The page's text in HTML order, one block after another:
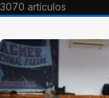
3070 artículos